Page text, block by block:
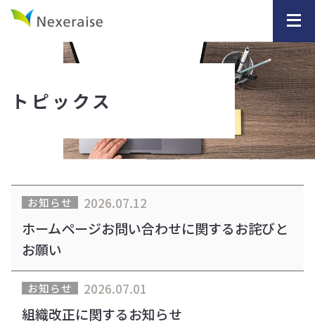
トピックス
お知らせ 2026.07.12
ホームページお問い合わせに関するお詫びと
お願い
お知らせ 2026.07.01
組織改正に関するお知らせ